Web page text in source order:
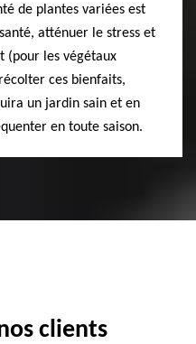
de plantes variées est
atténuer le stress et
(pour les végétaux
ces bienfaits,
un jardin sain et en
en toute saison.
clients